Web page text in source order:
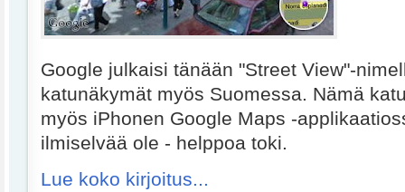
Google julkaisi tänään "Street View"-
katunäkymät myös Suomessa. Nämä
myös iPhonen Google Maps -
ilmiselvää ole - helppoa toki.
Lue koko kirjoitus...